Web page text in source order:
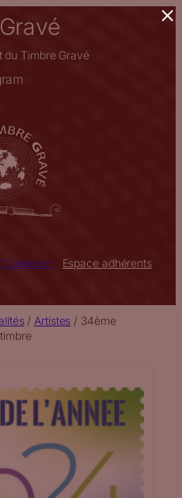
du Timbre Gravé
Connexion Espace adhérents
/ Artistes / 34ème
×